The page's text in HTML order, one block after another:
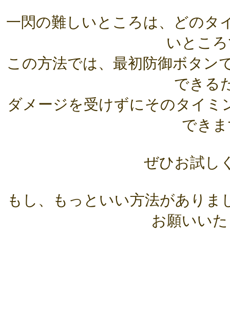
一閃の難しいところは、どのタ
いとこ
この方法では、最初防御ボタン
できる
ダメージを受けずにそのタイミ
でき
ぜひお試し
もし、もっといい方法がありま
お願いい